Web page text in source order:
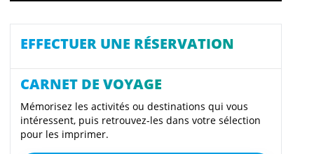
EFFECTUER UNE RÉSERVATION
CARNET DE VOYAGE
Mémorisez les activités ou destinations qui vous
intéressent, puis retrouvez-les dans votre sélection
pour les imprimer.